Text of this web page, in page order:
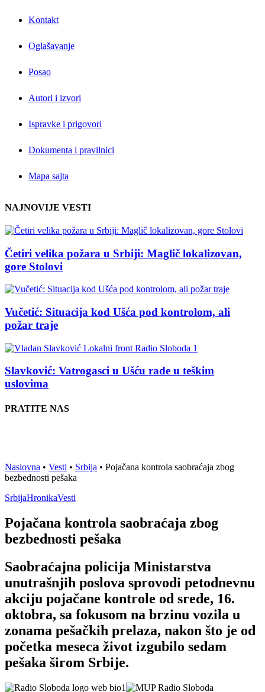
Kontakt
Oglašavanje
Posao
Autori i izvori
Ispravke i prigovori
Dokumenta i pravilnici
Mapa sajta
NAJNOVIJE VESTI
Četiri velika požara u Srbiji: Maglič lokalizovan,
gore Stolovi
Vučetić: Situacija kod Ušća pod kontrolom, ali
požar traje
Slavković: Vatrogasci u Ušću rade u teškim
uslovima
PRATITE NAS
Naslovna • Vesti • Srbija • Pojačana kontrola saobraćaja zbog
bezbednosti pešaka
SrbijaHronikaVesti
Pojačana kontrola saobraćaja zbog
bezbednosti pešaka
Saobraćajna policija Ministarstva
unutrašnjih poslova sprovodi petodnevnu
akciju pojačane kontrole od srede, 16.
oktobra, sa fokusom na brzinu vozila u
zonama pešačkih prelaza, nakon što je od
početka meseca život izgubilo sedam
pešaka širom Srbije.